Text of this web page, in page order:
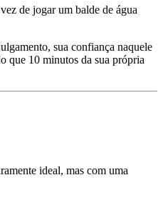
de jogar um balde de água
sua confiança naquele
que 10 minutos da sua própria
ideal, mas com uma